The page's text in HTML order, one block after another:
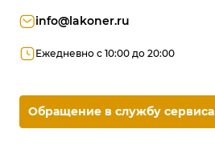
info@lakoner.ru
Ежедневно с 10:00 до 20:00
Обращение в службу сервиса